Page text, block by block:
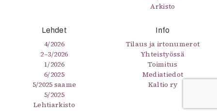
Arkisto
Lehdet
4/2026
2–3/2026
1/2026
6/2025
5/2025 saame
5/2025
Lehtiarkisto
Info
Tilaus ja irtonumerot
Yhteistyössä
Toimitus
Mediatiedot
Kaltio ry